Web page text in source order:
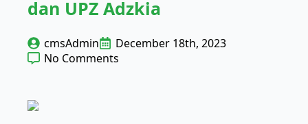
dan UPZ Adzkia
cmsAdmin
December 18th, 2023
No Comments